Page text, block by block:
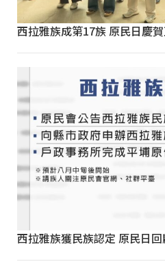
西拉雅族成第17族 原民日慶
西拉雅族獲民族認定 原民日